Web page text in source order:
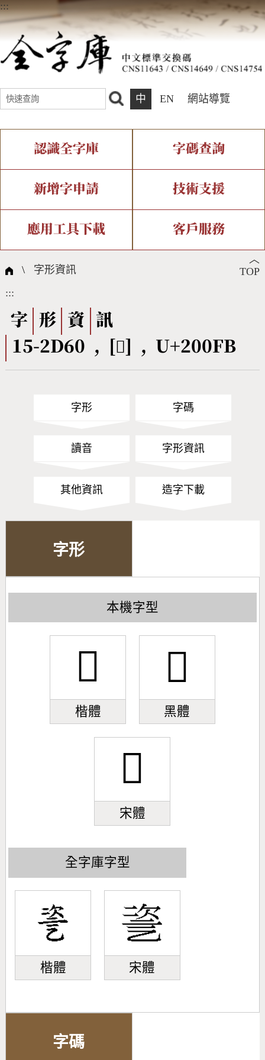
:::
中 EN 網站導覽
認識全字庫
全字庫介紹 全字庫現況
中文碼介紹 專有名詞介紹
國際字碼相關組織
字碼查詢
IDS查詢 部件查詢
複合查詢 注音查詢
筆畫查詢
筆順序查詢
CNS查詢 Unicode查詢
新增字申請
新字申請處理流程
技術支援
字形即時顯示 造字解決方案
全字庫授權 轉碼Web Service
應用工具下載
個人電腦造字處理工具
字形下載
客戶服務
問題集
熱門查詢統計
︿
TOP
\ 字形資訊
:::
字 形 資
訊
15-2D60 , [𠃻] , U+200FB
字形 字碼
讀音 字形資訊
其他資訊 造字下載
字形
本機字型
𠃻
楷體
𠃻
黑體
𠃻
宋體
全字庫字型
楷體 宋體
字碼